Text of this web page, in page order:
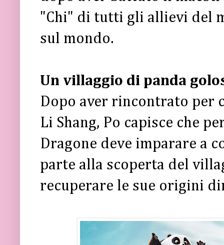
"Chi" di tutti gli allievi del
sul mondo.
Un villaggio di panda
Dopo aver rincontrato per
Li Shang, Po capisce che
Dragone deve imparare a
parte alla scoperta del
recuperare le sue origini